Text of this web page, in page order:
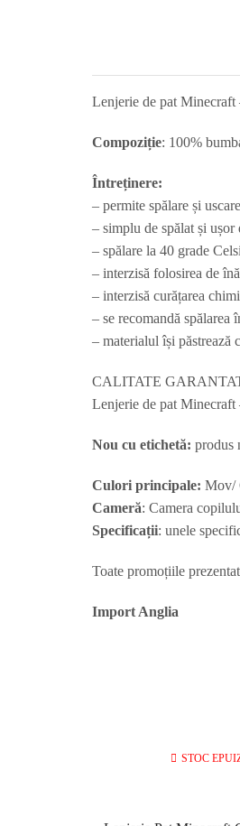
Lenjerie de pat Minecraft
Compoziție: 100%
Întreținere:
– permite spălare și
– simplu de spălat și ușor
– spălare la 40 grade
– interzisă folosirea de
– interzisă curățarea
– se recomandă spălarea
– materialul își păstrează
CALITATE
Lenjerie de pat Minecraft
Nou cu etichetă: produs
Culori principale: Mov/
Cameră: Camera
Specificații: unele
Toate promoțiile
Import Anglia
STOC